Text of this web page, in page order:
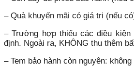
– Quà khuyến mãi có giá trị (nếu
– Trường hợp thiếu các điều kiện
định. Ngoài ra, KHÔNG thu thêm
– Tem bảo hành còn nguyên: